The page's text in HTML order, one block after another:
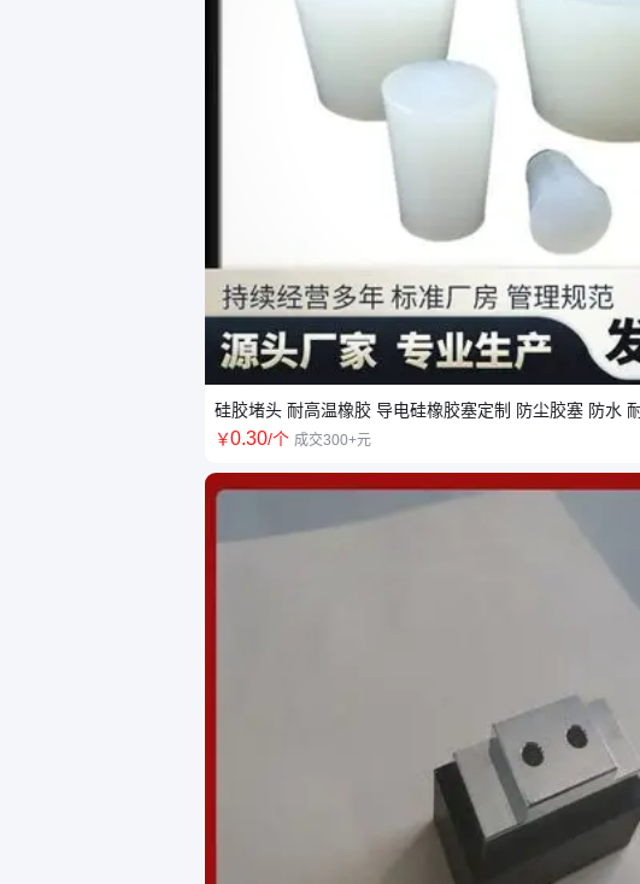
硅胶堵头 耐高温橡胶 导电硅橡胶塞定制 防尘胶塞 防水
￥0.30/个 成交300+元